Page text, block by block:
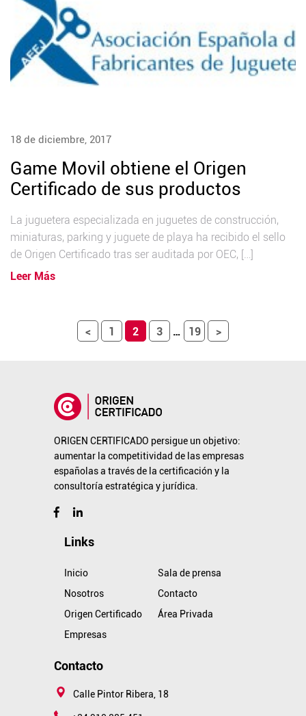
18 de diciembre, 2017
Game Movil obtiene el Origen
Certificado de sus productos
La juguetera especializada en juguetes de construcción,
miniaturas, parking y juguete de playa ha recibido el sello
de Origen Certificado tras ser auditada por OEC, […]
Leer Más
< 1 2 3 … 19 >
ORIGEN CERTIFICADO persigue un objetivo:
aumentar la competitividad de las empresas
españolas a través de la certificación y la
consultoría estratégica y jurídica.
Links
Inicio
Nosotros
Origen Certificado
Empresas
Sala de prensa
Contacto
Área Privada
Contacto
Calle Pintor Ribera, 18